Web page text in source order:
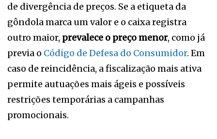
de divergência de preços. Se a etiqueta da
gôndola marca um valor e o caixa registra
outro maior, prevalece o preço menor, como já
previa o Código de Defesa do Consumidor. Em
caso de reincidência, a fiscalização mais ativa
permite autuações mais ágeis e possíveis
restrições temporárias a campanhas
promocionais.